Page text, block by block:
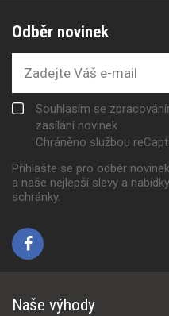
Odběr novinek
Souhlasím se
zasílání novinek
Chráněno službou
Přihlašte se pro odběr
a naše nejlepší slevy a
schránky.
Naše výhody